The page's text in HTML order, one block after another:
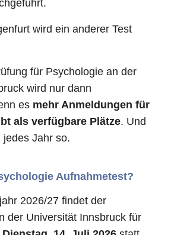
wird ein anderer Test
für Psychologie an der
wird nur dann
es mehr Anmeldungen für
als verfügbare Plätze. Und
Jahr so.
Aufnahmetest?
2026/27 findet der
der Universität Innsbruck für